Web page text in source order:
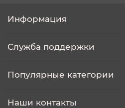
Информация
Служба поддержки
Популярные категории
Наши контакты